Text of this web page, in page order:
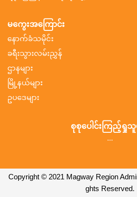
မကွေးအကြောင်း
နောက်ခံသမိုင်း
ခရီးသွားလမ်းညွှန်
ဌာနများ
မြို့နယ်များ
ဥပဒေများ
စုစုပေါင်းကြည့်ရှုသူမ
...
Copyright © 2021 Magway Region
ghts Reserved.